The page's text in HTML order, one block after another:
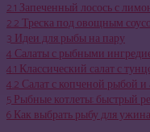
2.1Запеченный лосось с
2.2Треска под овощным
3Идеи для рыбы на пару
4Салаты с рыбными
4.1Классический салат с
4.2Салат с копченой рыбой и
5Рыбные котлеты: быстрый
6Как выбрать рыбу для ужина